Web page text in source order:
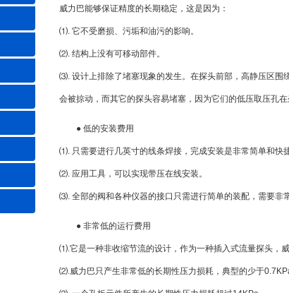
威力巴能够保证精度的长期稳定，这是因为：
⑴. 它不受磨损、污垢和油污的影响。
⑵. 结构上没有可移动部件。
⑶. 设计上排除了堵塞现象的发生。在探头前部，高静压区围
会被掠动，而其它的探头容易堵塞，因为它们的低压取压孔在
● 低的安装费用
⑴. 只需要进行几英寸的线条焊接，完成安装是非常简单和快捷
⑵. 应用工具，可以实现带压在线安装。
⑶. 全部的阀和各种仪器的接口只需进行简单的装配，需要非
● 非常低的运行费用
⑴.它是一种非收缩节流的设计，作为一种插入式流量探头，威
⑵.威力巴只产生非常低的长期性压力损耗，典型的少于